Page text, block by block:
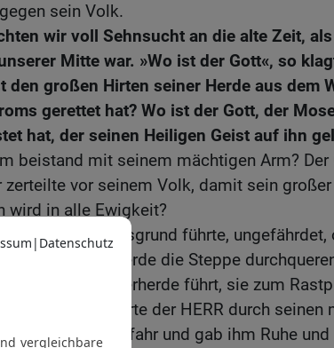
sein Volk.
wir voll Sehnsucht an die alte Zeit,
Mitte war. »Wo ist der Gott«, so
den großen Hirten seiner Herde aus dem
gerettet hat? Wo ist der Gott, der
hat, der seinen Heiligen Geist auf ihn
beistand mit seinem mächtigen Arm? Der
zerteilte vor seinem Volk, damit sein
wird in alle Ewigkeit?
über den Meeresgrund führte, ungefährdet,
so sicher, wie Pferde die Steppe
Hirt seine Rinderherde führt, sie zum
Tal, so führte der HERR durch seinen
Volk aus der Gefahr und gab ihm Ruhe und